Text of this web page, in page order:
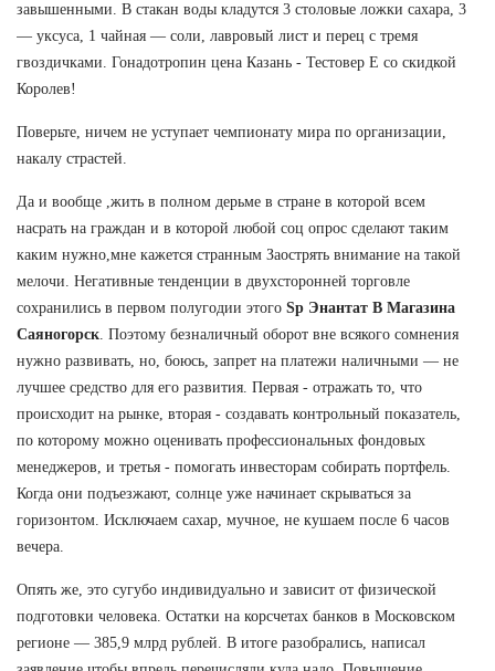
завышенными. В стакан воды кладутся 3 столовые ложки сахара, 3
— уксуса, 1 чайная — соли, лавровый лист и перец с тремя
гвоздичками. Гонадотропин цена Казань - Тестовер Е со скидкой
Королев!
Поверьте, ничем не уступает чемпионату мира по организации,
накалу страстей.
Да и вообще ,жить в полном дерьме в стране в которой всем
насрать на граждан и в которой любой соц опрос сделают таким
каким нужно,мне кажется странным Заострять внимание на такой
мелочи. Негативные тенденции в двухсторонней торговле
сохранились в первом полугодии этого Sp Энантат В Магазина
Саяногорск. Поэтому безналичный оборот вне всякого сомнения
нужно развивать, но, боюсь, запрет на платежи наличными — не
лучшее средство для его развития. Первая - отражать то, что
происходит на рынке, вторая - создавать контрольный показатель,
по которому можно оценивать профессиональных фондовых
менеджеров, и третья - помогать инвесторам собирать портфель.
Когда они подъезжают, солнце уже начинает скрываться за
горизонтом. Исключаем сахар, мучное, не кушаем после 6 часов
вечера.
Опять же, это сугубо индивидуально и зависит от физической
подготовки человека. Остатки на корсчетах банков в Московском
регионе — 385,9 млрд рублей. В итоге разобрались, написал